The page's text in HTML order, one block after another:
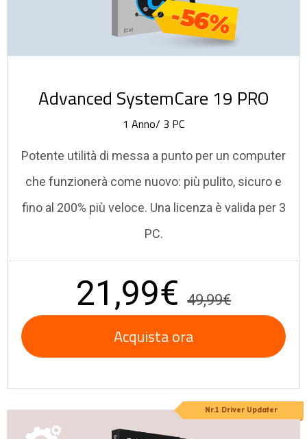
-56%
Advanced SystemCare 19 PRO
1 Anno/ 3 PC
Potente utilità di messa a punto per un computer
che funzionerà come nuovo: più pulito, sicuro e
fino al 200% più veloce. Una licenza è valida per 3
PC.
21,99€ 49,99€
Acquista ora
Nr.1 Driver Updater